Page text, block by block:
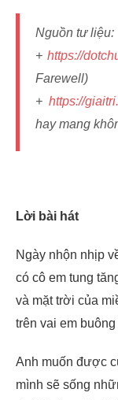
Nguồn tư liệu:
+ https://
Farewell)
+https://
hay mang
Lời bài hát
Ngày nhộn nhịp
có cô em tung
và mặt trời của
trên vai em
Anh muốn được
mình sẽ sống